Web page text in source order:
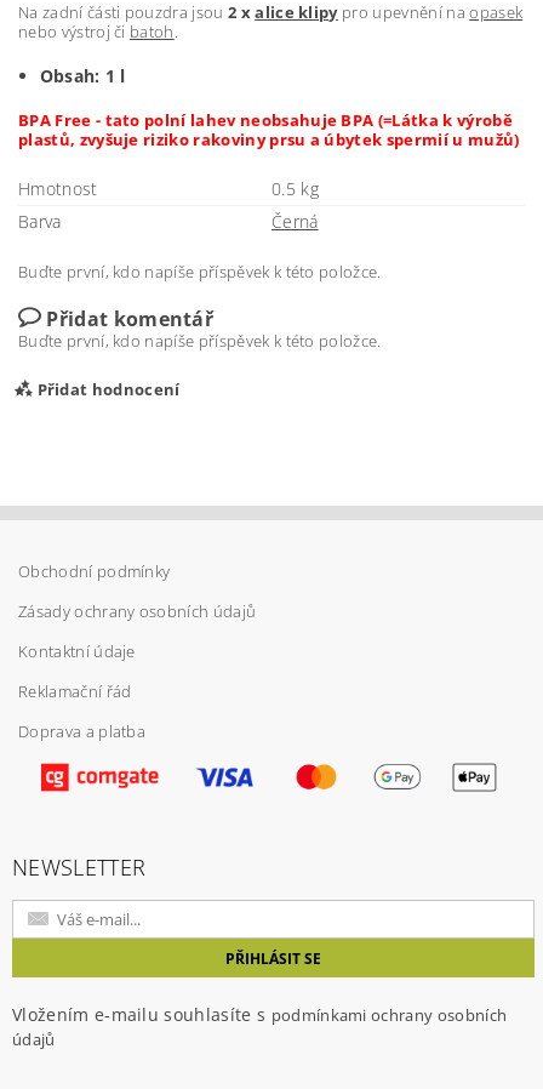
Na zadní části pouzdra jsou 2 xalice klipypro upevnění naopasek
nebo výstroj či batoh.
Obsah: 1 l
BPA Free - tato polní lahev neobsahuje BPA (=Látka k výrobě
plastů, zvyšuje riziko rakoviny prsu a úbytek spermií u mužů)
Hmotnost
0.5 kg
Barva
Černá
Buďte první, kdo napíše příspěvek k této položce.
Přidat komentář
Buďte první, kdo napíše příspěvek k této položce.
Přidat hodnocení
Vložením hodnocení souhlasíte spodmínkami
ochrany osobních údajů
Obchodní podmínky
Zásady ochrany osobních údajů
Kontaktní údaje
Reklamační řád
Doprava a platba
NEWSLETTER
Vložením e-mailu souhlasíte s podmínkami ochrany osobních
údajů